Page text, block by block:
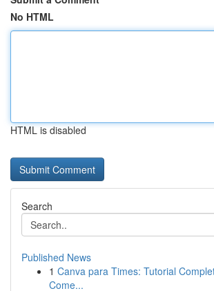
No HTML
HTML is disabled
Search
Published News
1 Canva para Times: Tutorial
Come...